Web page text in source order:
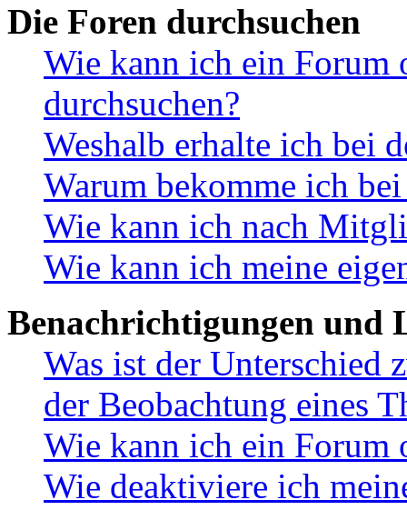
Die Foren durchsuchen
Wie kann ich ein Forum
durchsuchen?
Weshalb erhalte ich bei
Warum bekomme ich
Wie kann ich nach
Wie kann ich meine
Benachrichtigungen und
Was ist der Unterschied
der Beobachtung eines
Wie kann ich ein Forum
Wie deaktiviere ich